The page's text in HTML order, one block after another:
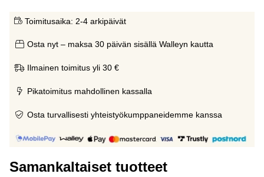
Toimitusaika: 2-4 arkipäivät
Osta nyt – maksa 30 päivän sisällä Walleyn kautta
Ilmainen toimitus yli 30 €
Pikatoimitus mahdollinen kassalla
Osta turvallisesti yhteistyökumppaneidemme kanssa
Samankaltaiset tuotteet